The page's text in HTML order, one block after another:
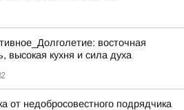
восточная
высокая кухня и сила духа
от недобросовестного подрядчика